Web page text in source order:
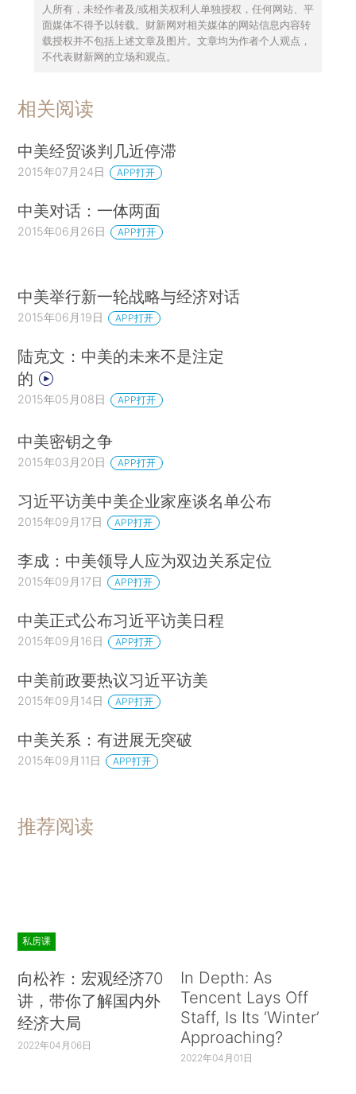
人所有，未经作者及/或相关权利人单独授权，任何网站、平
面媒体不得予以转载。财新网对相关媒体的网站信息内容转
载授权并不包括上述文章及图片。文章均为作者个人观点，
不代表财新网的立场和观点。
相关阅读
中美经贸谈判几近停滞
2015年07月24日 APP打开
中美对话：一体两面
2015年06月26日 APP打开
中美举行新一轮战略与经济对话
2015年06月19日 APP打开
陆克文：中美的未来不是注定
的
2015年05月08日 APP打开
中美密钥之争
2015年03月20日 APP打开
习近平访美中美企业家座谈名单公布
2015年09月17日 APP打开
李成：中美领导人应为双边关系定位
2015年09月17日 APP打开
中美正式公布习近平访美日程
2015年09月16日 APP打开
中美前政要热议习近平访美
2015年09月14日 APP打开
中美关系：有进展无突破
2015年09月11日 APP打开
推荐阅读
私房课
向松祚：宏观经济70
讲，带你了解国内外
经济大局
2022年04月06日
In Depth: As
Tencent Lays Off
Staff, Is Its ‘Winter’
Approaching?
2022年04月01日